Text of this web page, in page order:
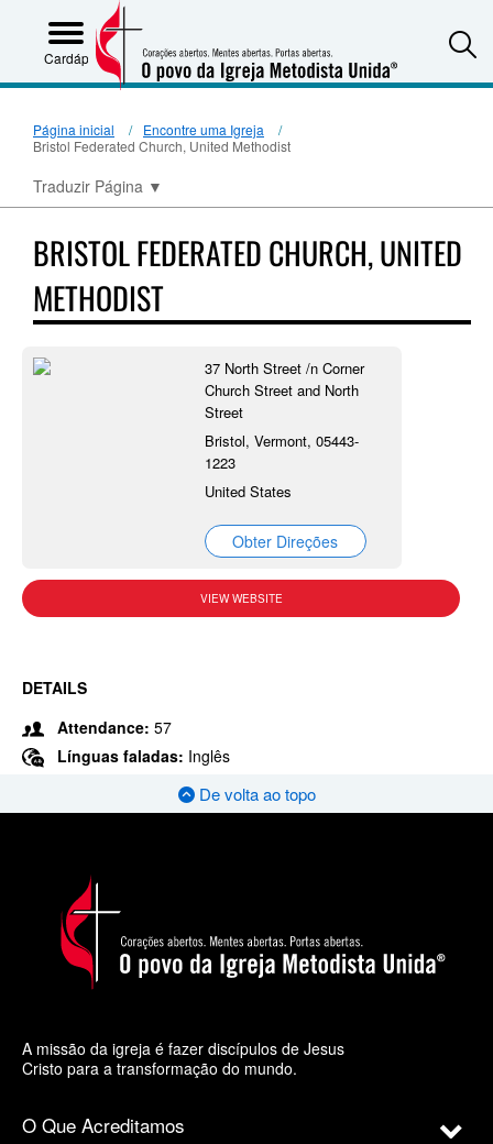
Cardápio
Página inicial
Encontre uma Igreja
Bristol Federated Church, United Methodist
Traduzir Página ▼
BRISTOL FEDERATED CHURCH, UNITED
METHODIST
37 North Street /n Corner
Church Street and North
Street
Bristol, Vermont, 05443-
1223
United States
Obter Direções
VIEW WEBSITE
DETAILS
Attendance: 57
Línguas faladas: Inglês
De volta ao topo
A missão da igreja é fazer discípulos de Jesus
Cristo para a transformação do mundo.
O Que Acreditamos